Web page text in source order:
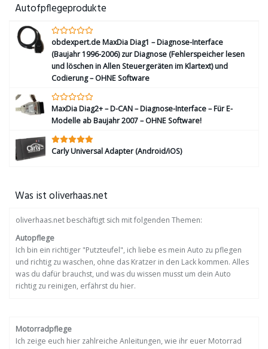
Autofpflegeprodukte
obdexpert.de MaxDia Diag1 – Diagnose-Interface
(Baujahr 1996-2006) zur Diagnose (Fehlerspeicher lesen
und löschen in Allen Steuergeräten im Klartext) und
Codierung – OHNE Software
MaxDia Diag2+ – D-CAN – Diagnose-Interface – Für E-
Modelle ab Baujahr 2007 – OHNE Software!
Carly Universal Adapter (Android/iOS)
Was ist oliverhaas.net
oliverhaas.net beschäftigt sich mit folgenden Themen:
Autopflege
Ich bin ein richtiger "Putzteufel", ich liebe es mein Auto zu pflegen
und richtig zu waschen, ohne das Kratzer in den Lack kommen. Alles
was du dafür brauchst, und was du wissen musst um dein Auto
richtig zu reinigen, erfährst du hier.
Motorradpflege
Ich zeige euch hier zahlreiche Anleitungen, wie ihr euer Motorrad